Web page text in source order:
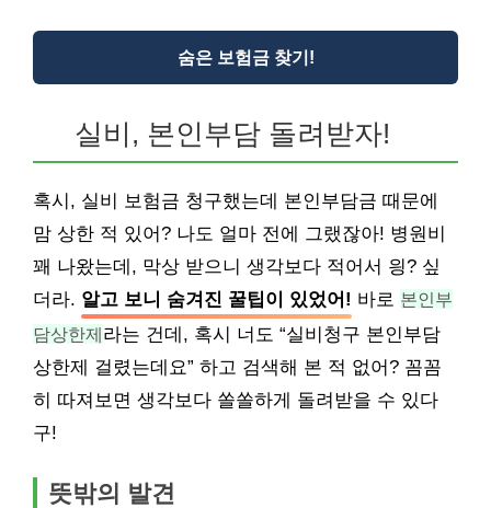
숨은 보험금 찾기!
실비, 본인부담 돌려받자!
혹시, 실비 보험금 청구했는데 본인부담금 때문에
맘 상한 적 있어? 나도 얼마 전에 그랬잖아! 병원비
꽤 나왔는데, 막상 받으니 생각보다 적어서 읭? 싶
더라. 알고 보니 숨겨진 꿀팁이 있었어! 바로 본인부
담상한제라는 건데, 혹시 너도 “실비청구 본인부담
상한제 걸렸는데요” 하고 검색해 본 적 없어? 꼼꼼
히 따져보면 생각보다 쏠쏠하게 돌려받을 수 있다
구!
뜻밖의 발견